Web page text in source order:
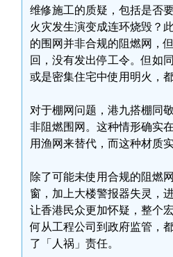
维修施工的质疑，包括是否
火灾发生演变成连环烧毁？
的围网并非合规的阻燃网，
回，没有发出停工令。但如
或是密集住宅中使用明火，
对于棚网问题，港九搭棚同
非阻燃围网。这种情形确实
用渔网来替代，而这种材质
除了可能未使用合规的阻燃
窗，加上大楼警报器失灵，
让香港民众更加怀疑，整个
何从工程公司到政府监管，
了「人祸」责任。